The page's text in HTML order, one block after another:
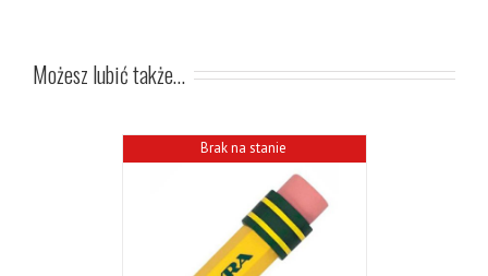
Możesz lubić także…
Brak na stanie